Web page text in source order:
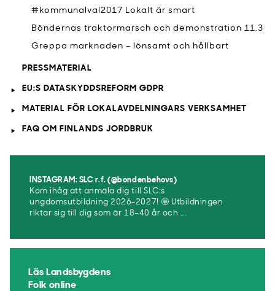
#kommunalval2017 Lokalt är smart
Böndernas traktormarsch och demonstration 11.3
Greppa marknaden – lönsamt och hållbart
PRESSMATERIAL
EU:S DATASKYDDSREFORM GDPR
MATERIAL FÖR LOKALAVDELNINGARS VERKSAMHET
FAQ OM FINLANDS JORDBRUK
INSTAGRAM: SLC r.f. (@bondenbehovs)
Kom ihåg att anmäla dig till SLC:s
ungdomsutbildning 2026-2027! 🤩 Utbildningen
riktar sig till dig som är 18–40 år och ...
Läs Landsbygdens
Folk online